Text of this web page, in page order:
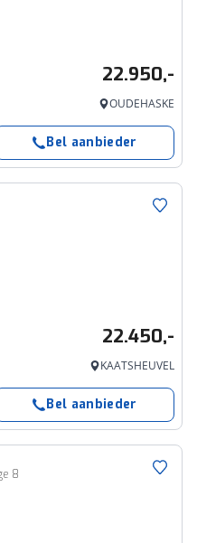
22.950,-
OUDEHASKE
Bel aanbieder
22.450,-
KAATSHEUVEL
Bel aanbieder
8